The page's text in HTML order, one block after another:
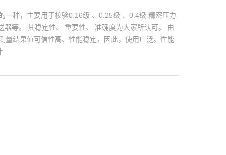
一种，主要用于校验0.16级 、0.25级 、0.4级 精密压力
器等。 其稳定性、 重要性、 准确度为大家所认可。 由
量结果值可信性高、性能稳定，因此，使用广泛。性能